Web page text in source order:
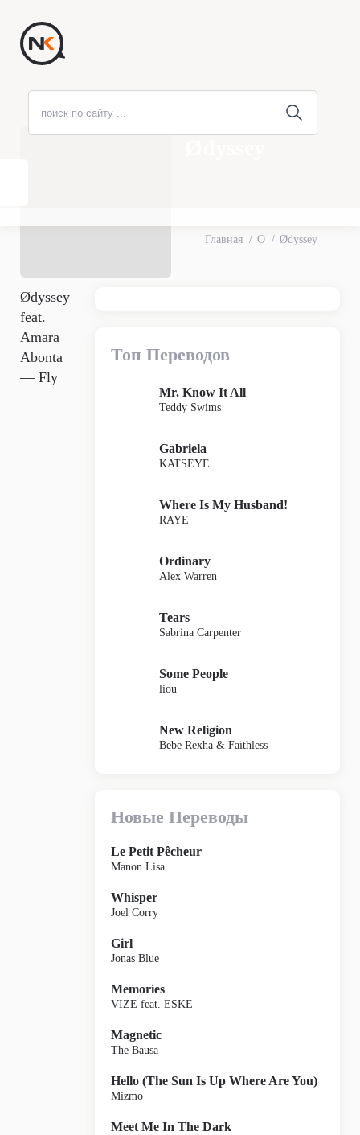
Главная O Ødyssey
Ødyssey
feat.
Amara
Abonta
— Fly
Топ Переводов
Mr. Know It All
Teddy Swims
Gabriela
KATSEYE
Where Is My Husband!
RAYE
Ordinary
Alex Warren
Tears
Sabrina Carpenter
Some People
liou
New Religion
Bebe Rexha & Faithless
Новые Переводы
Le Petit Pêcheur
Manon Lisa
Whisper
Joel Corry
Girl
Jonas Blue
Memories
VIZE feat. ESKE
Magnetic
The Bausa
Hello (The Sun Is Up Where Are You)
Mizmo
Meet Me In The Dark